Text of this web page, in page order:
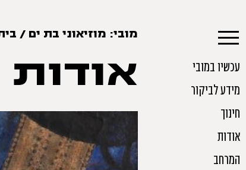
עכשיו במובי
מידע לביקור
חינוך
אודות
המרחב
מובי: מוזיאוני בת ים /